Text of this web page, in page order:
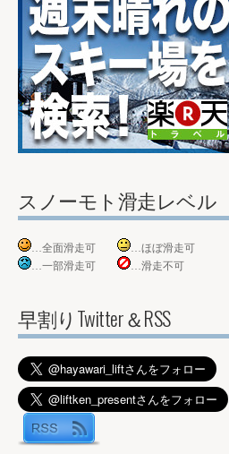
スノーモト滑走レベル
…全面滑走可
…ほぼ滑走可
…一部滑走可
…滑走不可
早割りTwitter＆RSS